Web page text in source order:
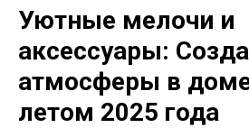
Уютные мелочи и
аксессуары:
атмосферы в
летом 2025 года